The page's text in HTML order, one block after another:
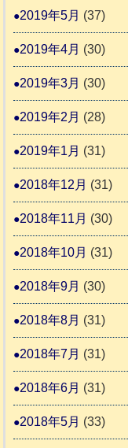
2019年5月 (37)
2019年4月 (30)
2019年3月 (30)
2019年2月 (28)
2019年1月 (31)
2018年12月 (31)
2018年11月 (30)
2018年10月 (31)
2018年9月 (30)
2018年8月 (31)
2018年7月 (31)
2018年6月 (31)
2018年5月 (33)